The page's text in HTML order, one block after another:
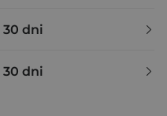
30 dni
30 dni